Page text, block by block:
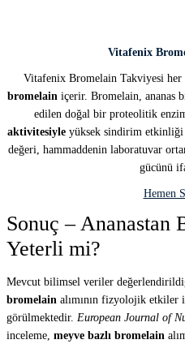
Vitafenix
Vitafenix Bromelain Takviyesi her
bromelain içerir. Bromelain, ananas
edilen doğal bir proteolitik
aktivitesiyle yüksek sindirim
değeri, hammaddenin laboratuvar
gücünü
Hemen
Sonuç – Ananastan
Yeterli mi?
Mevcut bilimsel veriler
bromelain alımının fizyolojik etkiler
görülmektedir. European Journal of
inceleme, meyve bazlı bromelain